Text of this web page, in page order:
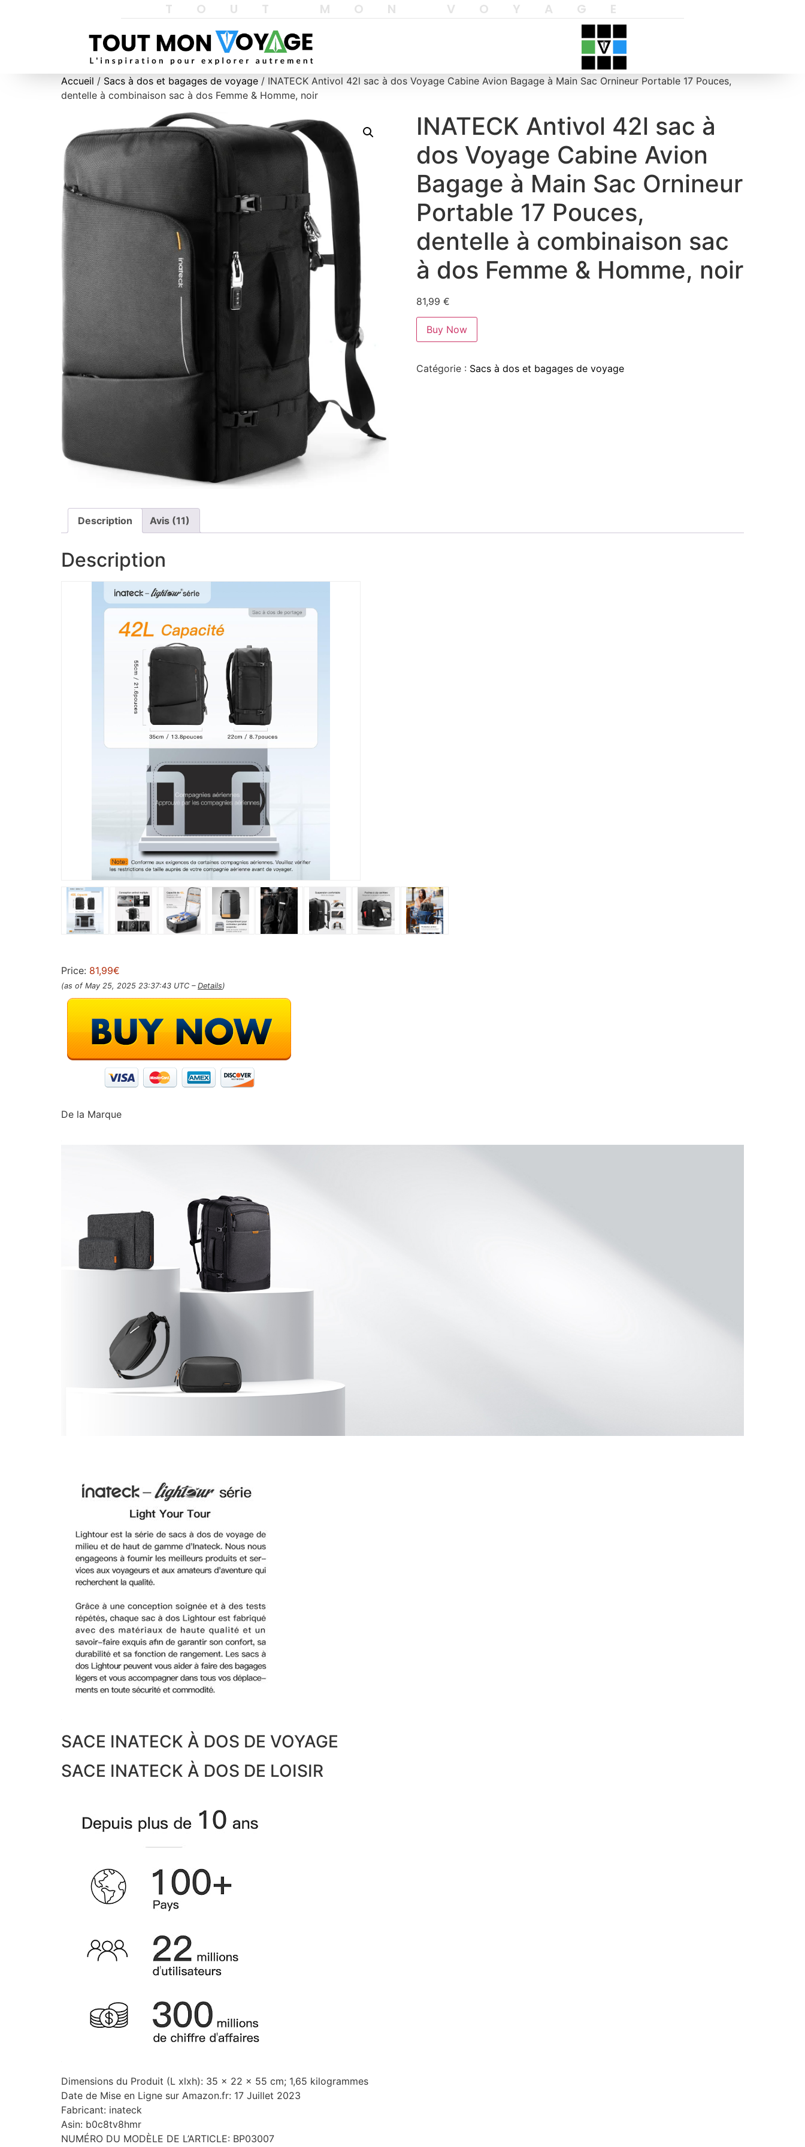
TOUT MON VOYAGE
Accueil / Sacs à dos et bagages de voyage / INATECK Antivol 42l sac à dos Voyage Cabine Avion Bagage à Main Sac Ornineur Portable 17 Pouces,
dentelle à combinaison sac à dos Femme & Homme, noir
INATECK Antivol 42l sac à
dos Voyage Cabine Avion
Bagage à Main Sac Ornineur
Portable 17 Pouces,
dentelle à combinaison sac
à dos Femme & Homme, noir
81,99 €
Buy Now
Catégorie : Sacs à dos et bagages de voyage
Description Avis (11)
Description
Price: 81,99€
(as of May 25, 2025 23:37:43 UTC – Details)
De la Marque
SACE INATECK À DOS DE VOYAGE
SACE INATECK À DOS DE LOISIR
Dimensions du Produit (L xlxh): 35 x 22 x 55 cm; 1,65 kilogrammes
Date de Mise en Ligne sur Amazon.fr: 17 Juillet 2023
Fabricant: inateck
Asin: b0c8tv8hmr
NUMÉRO DU MODÈLE DE L’ARTICLE: BP03007